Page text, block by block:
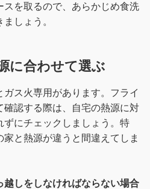
を取るので、あらかじめ食洗
しょう。
に合わせて選ぶ
ス火専用があります。フライ
認する際は、自宅の熱源に対
ずにチェックしましょう。特
と熱源が違うと間違えてしま
越しをしなければならない場合